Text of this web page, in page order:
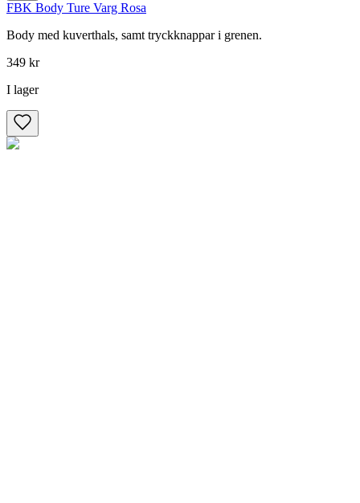
FBK Body Ture Varg Rosa
Body med kuverthals, samt tryckknappar i grenen.
349 kr
I lager